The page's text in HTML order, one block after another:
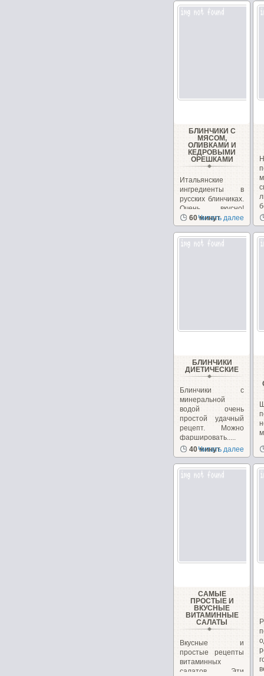
БЛИНЧИКИ С
МЯСОМ,
ОЛИВКАМИ И
КЕДРОВЫМИ
ОРЕШКАМИ
Итальянские
ингредиенты в
русских блинчиках.
Очень вкусно!
Необычно, на
сайте...
60 минут
Читать далее
БЛИНЧИКИ
ДИЕТИЧЕСКИЕ
Блинчики с
минеральной
водой очень
простой удачный
рецепт. Можно
фаршировать.....
40 минут
Читать далее
САМЫЕ
ПРОСТЫЕ И
ВКУСНЫЕ
ВИТАМИННЫЕ
САЛАТЫ
Вкусные и
простые рецепты
витаминных
салатов. Эти